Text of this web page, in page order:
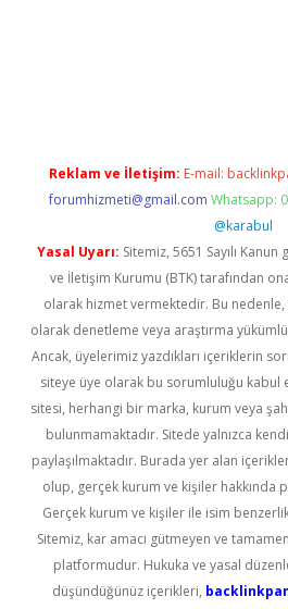
Reklam ve İletişim: E-mail:
forumhizmeti@gmail.com Whatsapp:
@karabul
Yasal Uyarı: Sitemiz, 5651 Sayılı
ve İletişim Kurumu (BTK) tarafından
olarak hizmet vermektedir. Bu
olarak denetleme veya araştırma
Ancak, üyelerimiz yazdıkları içeriklerin
siteye üye olarak bu sorumluluğu kabul
sitesi, herhangi bir marka, kurum veya
bulunmamaktadır. Sitede yalnızca
paylaşılmaktadır. Burada yer alan
olup, gerçek kurum ve kişiler hakkında
Gerçek kurum ve kişiler ile isim
Sitemiz, kar amacı gütmeyen ve
platformudur. Hukuka ve yasal
düşündüğünüz içerikleri,